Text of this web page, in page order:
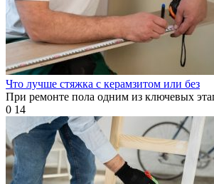
Что лучше стяжка с керамзитом или без
При ремонте пола одним из ключевых
0 14